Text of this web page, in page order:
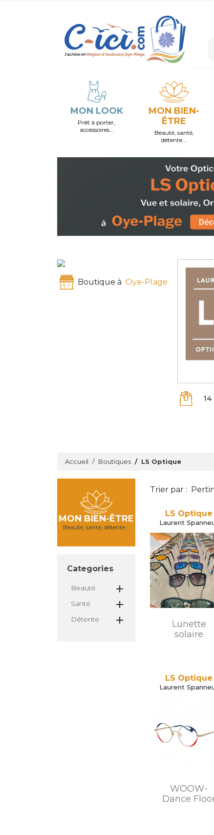
MON LOOK
Prêt à porter,
accessoires...
MON BIEN-
ÊTRE
Beauté, santé,
détente...
Boutique à Oye-Plage
Accueil Boutiques LS Optique
MON BIEN-ÊTRE
Beauté, santé, détente...
Categories
Beauté 
Santé 
Détente 
Trier par :
LS Optique
Laurent
Lunette
solaire
LS Optique
Laurent
WOOW-
Dance